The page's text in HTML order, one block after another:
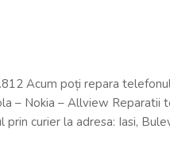
Acum poți repara
– Nokia – Allview Reparatii
curier la adresa: Iasi,